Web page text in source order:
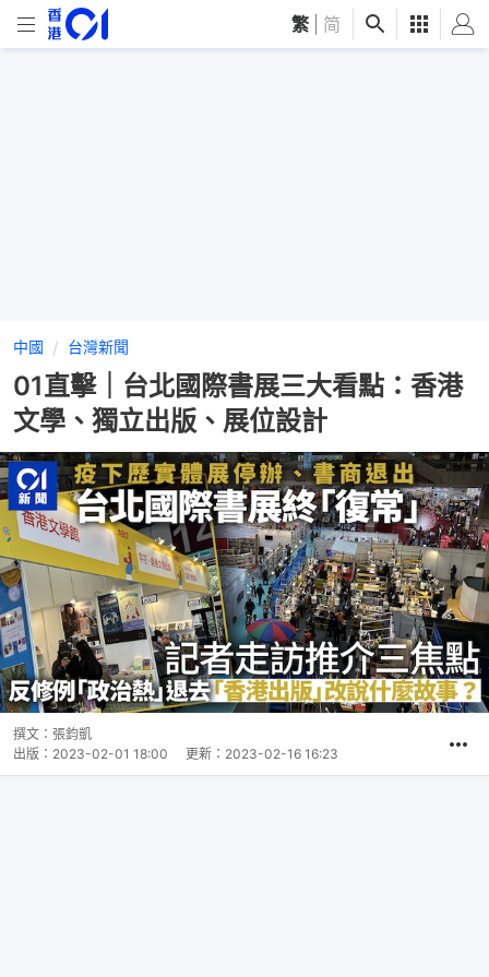
繁 简
中國 台灣新聞
01直擊｜台北國際書展三大看點：香港
文學、獨立出版、展位設計
撰文： 張鈞凱
出版： 2023-02-01 18:00 更新： 2023-02-16 16:23